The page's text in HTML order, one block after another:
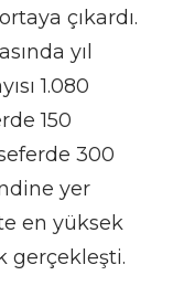
çıkardı.
yıl
1.080
150
300
yer
en yüksek
gerçekleşti.